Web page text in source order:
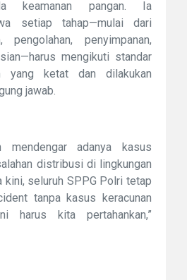
keamanan pangan. Ia
setiap tahap—mulai dari
pengolahan, penyimpanan,
mengikuti standar
yang ketat dan dilakukan
jawab.
mendengar adanya kasus
distribusi di lingkungan
kini, seluruh SPPG Polri tetap
tanpa kasus keracunan
harus kita pertahankan,”